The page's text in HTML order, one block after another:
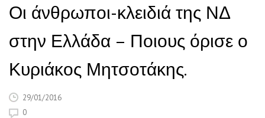
Οι άνθρωποι-κλειδιά της ΝΔ
στην Ελλάδα – Ποιους όρισε ο
Κυριάκος Μητσοτάκης.
29/01/2016
0